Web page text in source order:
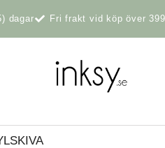
dagar Fri frakt vid köp över